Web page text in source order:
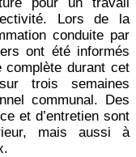
Lors de la
conduite par
ont été informés
complète durant cet
trois semaines
communal. Des
et d’entretien sont
mais aussi à